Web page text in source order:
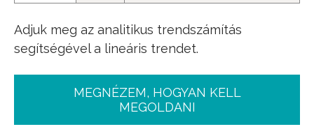
Adjuk meg az analitikus trendszámítás
segítségével a lineáris trendet.
MEGNÉZEM, HOGYAN KELL
MEGOLDANI